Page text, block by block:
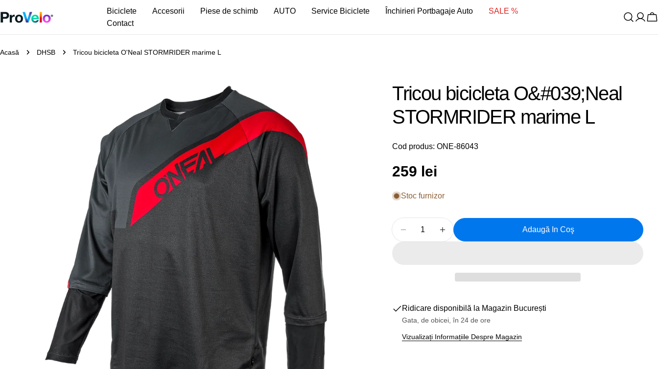
la
Biciclete Accesorii Piese de schimb AUTO Service Biciclete Închirieri Portbagaje Auto
SALE %
Contact
Acasă DHSB Tricou bicicleta O'Neal STORMRIDER marime L
media 0 în mod modal
Tricou bicicleta O&#039;Neal
STORMRIDER marime L
Cod produs:ONE-86043
Preț
obișnuit
259 lei
Stoc furnizor
Reduceți Cantitatea Pentru Tricou Bicicleta O&#039;Neal
Creșteți Cantitatea Pentru Tricou Bicicleta
Adaugă In Coş
Ridicare disponibilă la Magazin București
Gata, de obicei, în 24 de ore
Vizualizați Informațiile Despre Magazin